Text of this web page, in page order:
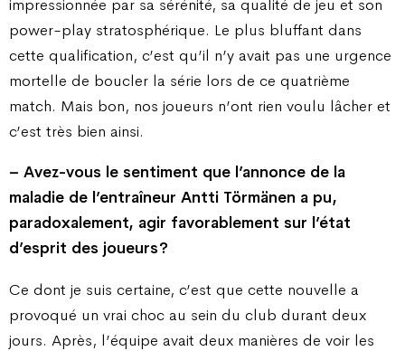
impressionnée par sa sérénité, sa qualité de jeu et son
power-play stratosphérique. Le plus bluffant dans
cette qualification, c’est qu’il n’y avait pas une urgence
mortelle de boucler la série lors de ce quatrième
match. Mais bon, nos joueurs n’ont rien voulu lâcher et
c’est très bien ainsi.
– Avez-vous le sentiment que l’annonce de la
maladie de l’entraîneur Antti Törmänen a pu,
paradoxalement, agir favorablement sur l’état
d’esprit des joueurs ?
Ce dont je suis certaine, c’est que cette nouvelle a
provoqué un vrai choc au sein du club durant deux
jours. Après, l’équipe avait deux manières de voir les